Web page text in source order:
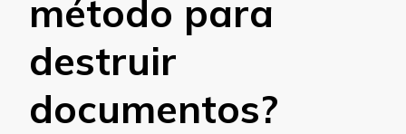
método para
destruir
documentos?